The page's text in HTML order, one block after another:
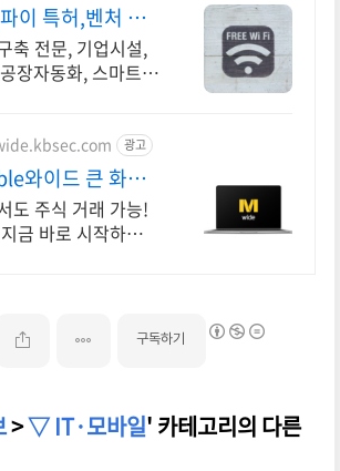
이 특허,벤처 전
축 전문, 기업시설,
장자동화, 스마트시
광고
와이드 큰 화면
서나
도 주식 거래 가능!
금 바로 시작하기
구독하기
>▽ IT·모바일' 카테고리의 다른